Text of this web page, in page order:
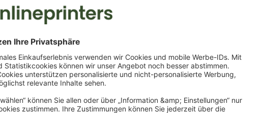
Jetzt hochladen
netto
€ 42,20
inkl. 20% MwSt.
€ 50,64
Lieferung ca.:
Gewicht: ca.4,34 kg